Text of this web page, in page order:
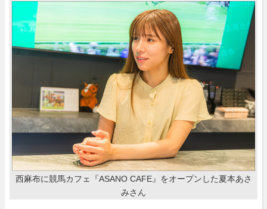
西麻布に競馬カフェ『ASANO CAFE』をオープンした夏本あさ
みさん